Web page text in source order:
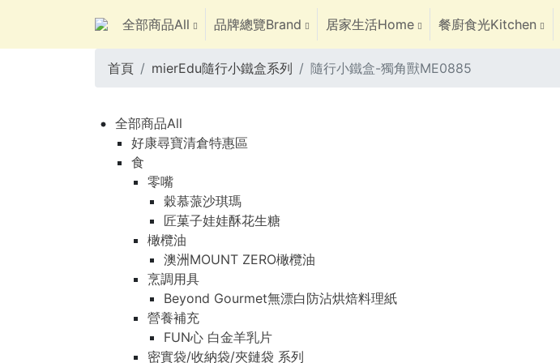
全部商品All 品牌總覽Brand 居家生活Home 餐廚食光Kitchen
首頁 mierEdu隨行小鐵盒系列 隨行小鐵盒-獨角獸ME0885
全部商品All
好康尋寶清倉特惠區
食
零嘴
穀慕蒎沙琪瑪
匠菓子娃娃酥花生糖
橄欖油
澳洲MOUNT ZERO橄欖油
烹調用具
Beyond Gourmet無漂白防沾烘焙料理紙
營養補充
FUN心 白金羊乳片
密實袋/收納袋/夾鏈袋 系列